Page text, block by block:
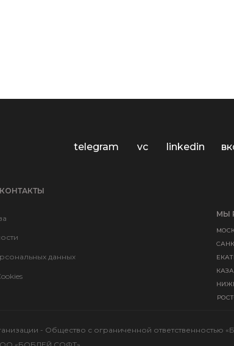
vc linkedin
КОНТАКТЫ
telegram
- Общество с ограниченной ответственностью
МЫ
данных